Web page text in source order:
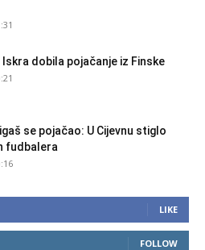
Iskra dobila pojačanje iz Finske
se pojačao: U Cijevnu stiglo
fudbalera
LIKE
FOLLOW